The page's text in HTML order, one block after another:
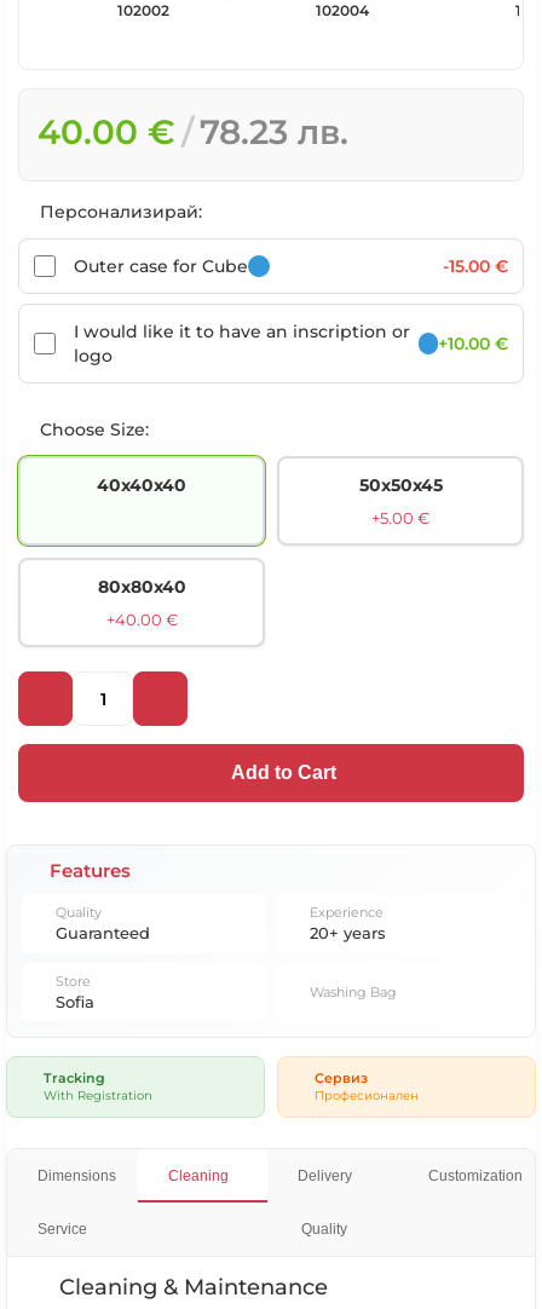
102002 102004
40.00 € 78.23 лв.
Choose Size:
40х40х40 50х50х45
+5.00 €
80х80х40
+40.00 €
Персонализирай:
Outer case for Cube -15.00 €
I would like it to have an inscription or
logo
+10.00 €
Add to Cart
Features
Quality
Guaranteed
Experience
20+ years
Store
Sofia Washing Bag
Tracking
With Registration
Сервиз
Професионален
Dimensions Cleaning Delivery Customization
Service Quality
Cleaning & Maintenance